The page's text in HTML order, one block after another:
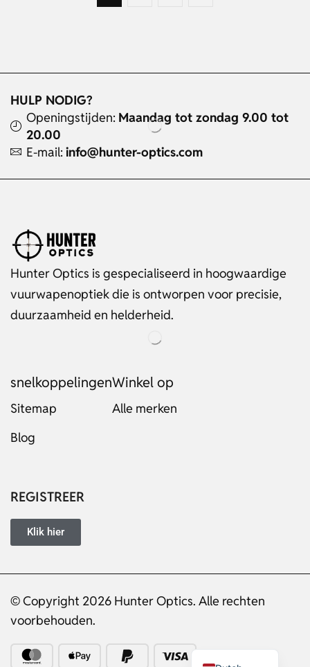
HULP NODIG?
Openingstijden: Maandag tot zondag 9.00 tot
20.00
E-mail: info@hunter-optics.com
Hunter Optics is gespecialiseerd in hoogwaardige
vuurwapenoptiek die is ontworpen voor precisie,
duurzaamheid en helderheid.
snelkoppelingen
Sitemap
Blog
Winkel op
Alle merken
REGISTREER
Klik hier
© Copyright 2026 Hunter Optics. Alle rechten
voorbehouden.
German
Portuguese